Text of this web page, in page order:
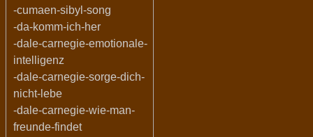
-cumaen-sibyl-song
-da-komm-ich-her
-dale-carnegie-emotionale-
intelligenz
-dale-carnegie-sorge-dich-
nicht-lebe
-dale-carnegie-wie-man-
freunde-findet